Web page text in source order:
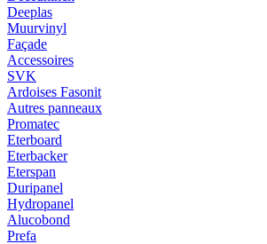
Deeplas
Muurvinyl
Façade
Accessoires
SVK
Ardoises Fasonit
Autres panneaux
Promatec
Eterboard
Eterbacker
Eterspan
Duripanel
Hydropanel
Alucobond
Prefa